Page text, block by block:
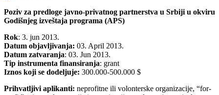
Poziv za predloge javno-privatnog partnerstva u Srbiji u okviru
Godišnjeg izveštaja programa (APS)
Rok: 3. jun 2013.
Datum objavljivanja: 03. April 2013.
Datum zatvaranja: 03. Jun 2013.
Tip instrumenta finansiranja: grant
Iznos koji se dodeljuje: 300.000-500.000 $
Prihvatljivi aplikanti: neprofitne ili volonterske organizacije, “for-